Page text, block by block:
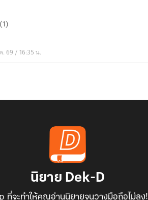
69 / 16:35 น.
นิยาย Dek-D
ที่จะทำให้คุณอ่านนิยายจนวางมือถือไม่ลง!